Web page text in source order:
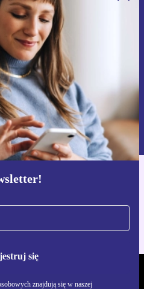
się
znajdują się w naszej
nasz newsletter!
oferty.
się
osobowych znajdują się w
aplikację refurbed
Android